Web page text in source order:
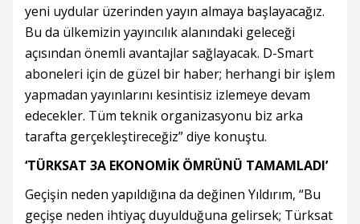
yeni uydular üzerinden yayın almaya başlayacağız.
Bu da ülkemizin yayıncılık alanındaki geleceği
açısından önemli avantajlar sağlayacak. D-Smart
aboneleri için de güzel bir haber; herhangi bir işlem
yapmadan yayınlarını kesintisiz izlemeye devam
edecekler. Tüm teknik organizasyonu biz arka
tarafta gerçekleştireceğiz” diye konuştu.
‘TÜRKSAT 3A EKONOMİK ÖMRÜNÜ TAMAMLADI’
Geçişin neden yapıldığına da değinen Yıldırım, “Bu
geçişe neden ihtiyaç duyulduğuna gelirsek; Türksat